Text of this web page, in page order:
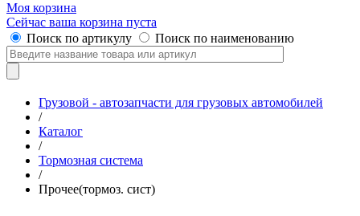
Моя корзина
Сейчас ваша корзина пуста
Поиск по артикулу
Поиск по наименованию
Грузовой - автозапчасти для грузовых автомобилей
/
Каталог
/
Тормозная система
/
Прочее(тормоз. сист)